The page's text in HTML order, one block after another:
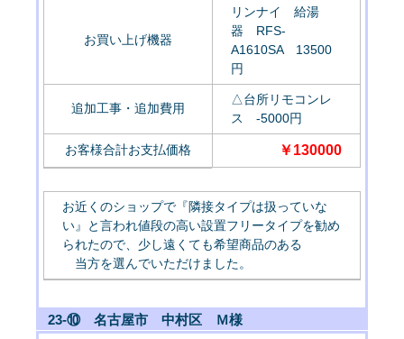
お買い上げ機器
リンナイ 給湯
器 RFS-
A1610SA 13500
円
追加工事・追加費用
△台所リモコンレ
ス -5000円
お客様合計お支払価格 ￥130000
お近くのショップで『隣接タイプは扱っていな
い』と言われ値段の高い設置フリータイプを勧め
られたので、少し遠くても希望商品のある
当方を選んでいただけました。
23-⑩ 名古屋市 中村区 Ｍ様